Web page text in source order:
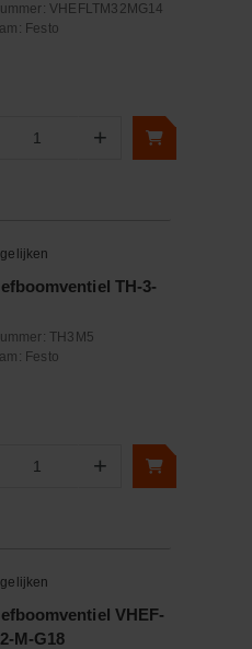
VHEFLTM32MG14
Festo
Aantal +
TH-3-
TH3M5
Festo
Aantal +
VHEF-
M-G18